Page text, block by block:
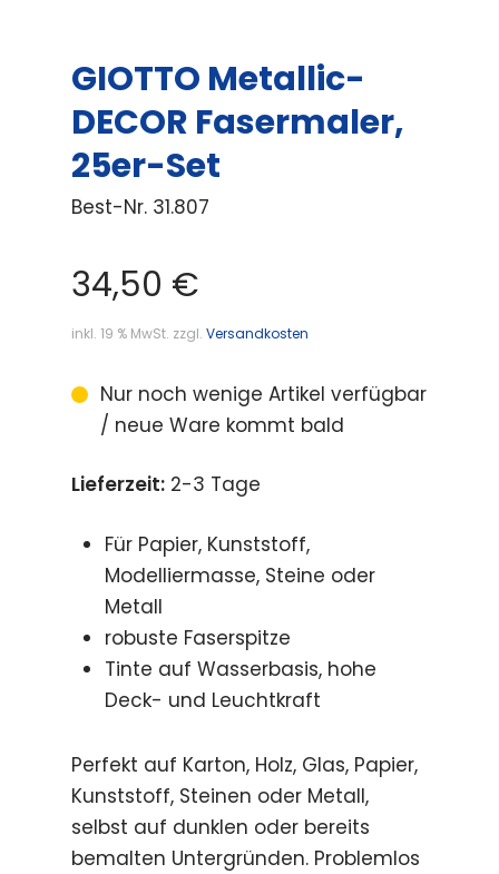
GIOTTO Metallic-
DECOR Fasermaler,
25er-Set
Best-Nr. 31.807
34,50 €
inkl. 19 % MwSt. zzgl. Versandkosten
Nur noch wenige Artikel verfügbar
/ neue Ware kommt bald
Lieferzeit: 2-3 Tage
Für Papier, Kunststoff,
Modelliermasse, Steine oder
Metall
robuste Faserspitze
Tinte auf Wasserbasis, hohe
Deck- und Leuchtkraft
Perfekt auf Karton, Holz, Glas, Papier,
Kunststoff, Steinen oder Metall,
selbst auf dunklen oder bereits
bemalten Untergründen. Problemlos